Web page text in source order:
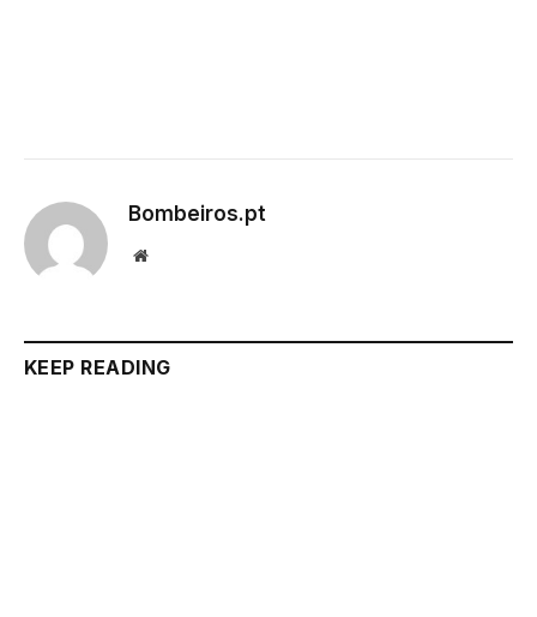
Bombeiros.pt
Website
KEEP READING